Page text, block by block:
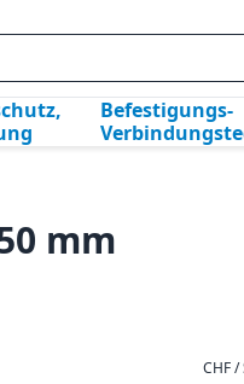
Befestigungs-
mm
CHF /